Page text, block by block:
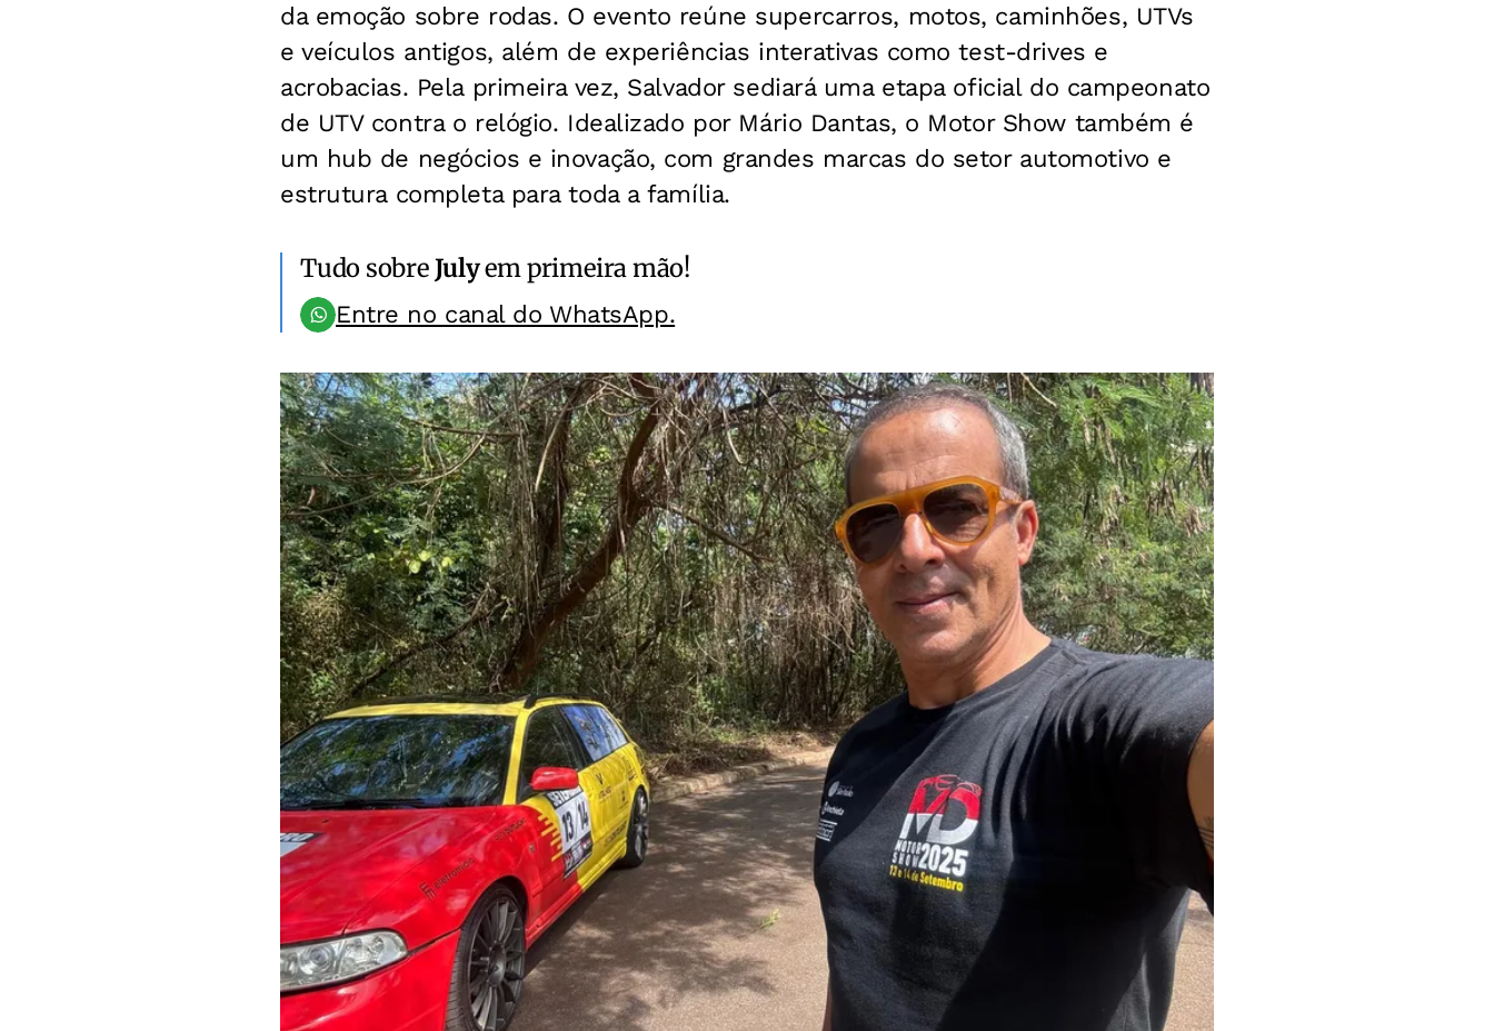
da emoção sobre rodas. O evento reúne supercarros, motos, caminhões, UTVs
e veículos antigos, além de experiências interativas comotest-drives e
acrobacias. Pela primeira vez, Salvador sediará uma etapa oficial do campeonato
de UTV contra o relógio. Idealizado por Mário Dantas, o Motor Show também é
um hub de negócios e inovação, com grandes marcas do setor automotivo e
estrutura completa para toda a família.
Tudo sobreJulyem primeira mão!
Entre no canal do WhatsApp.